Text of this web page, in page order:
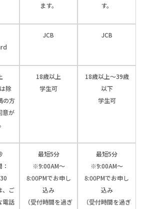
ます。
す。
JCB JCB
除
の方
意が
18歳以上
学生可
18歳以上～39歳
以下
学生可
、ご
電話
最短5分
※9:00AM～
8:00PMでお申し
込み
（受付時間を過ぎ
最短5分
※9:00AM～
8:00PMでお申し
込み
（受付時間を過ぎ